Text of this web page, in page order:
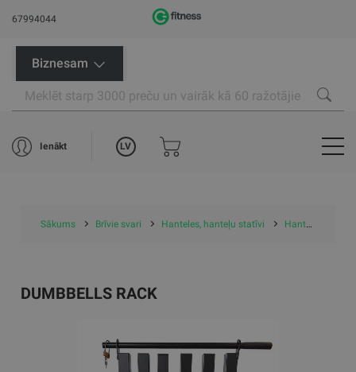
67994044
Biznesam
Ienākt LV
Sākums Brīvie svari Hanteles, hanteļu statīvi Hanteļu statīvi
DUMBBELLS RACK